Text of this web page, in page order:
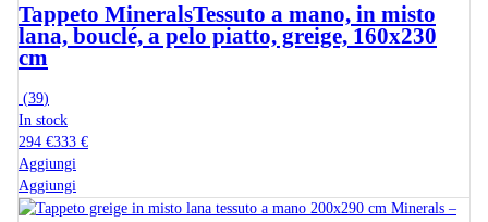
Tappeto MineralsTessuto a mano, in misto
lana, bouclé, a pelo piatto, greige, 160x230
cm
(39)
In stock
294 €333 €
Aggiungi
Aggiungi